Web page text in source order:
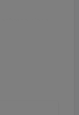
Parallel